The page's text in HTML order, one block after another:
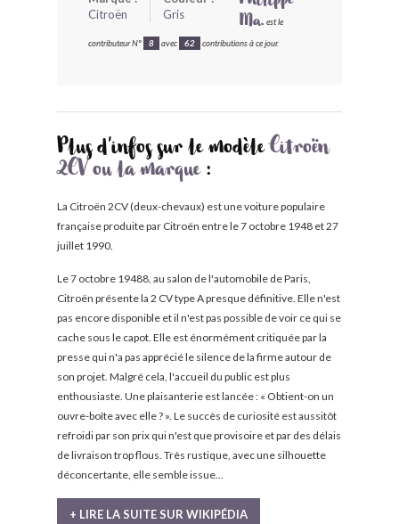
Citroën
Gris
Ma. est le
contributeur N° 8 avec 62 contributions à ce jour.
Plus d'infos sur le modèleCitroën
2CV ou la marque:
La Citroën 2CV (deux-chevaux) est une voiture populaire
française produite par Citroën entre le 7 octobre 1948 et 27
juillet 1990.
Le 7 octobre 19488, au salon de l'automobile de Paris,
Citroën présente la 2 CV type A presque définitive. Elle n'est
pas encore disponible et il n'est pas possible de voir ce qui se
cache sous le capot. Elle est énormément critiquée par la
presse qui n'a pas apprécié le silence de la firme autour de
son projet. Malgré cela, l'accueil du public est plus
enthousiaste. Une plaisanterie est lancée : « Obtient-on un
ouvre-boîte avec elle ? ». Le succès de curiosité est aussitôt
refroidi par son prix qui n'est que provisoire et par des délais
de livraison trop flous. Très rustique, avec une silhouette
déconcertante, elle semble issue...
+ LIRE LA SUITE SUR WIKIPÉDIA